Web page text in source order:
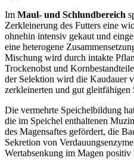
Im Maul- und Schlundbereich
Zerkleinerung des Futters eine
ohnehin intensiv gekaut und
eine heterogene
Mischung wird durch intakte
Trockenobst und
der Selektion wird die Kaudauer
zerkleinerten und gut gleitfähigen
Die vermehrte Speichelbildung
die im Speichel enthaltenen
des Magensaftes gefördert, die
Sekretion von
Wertabsenkung im Magen positiv